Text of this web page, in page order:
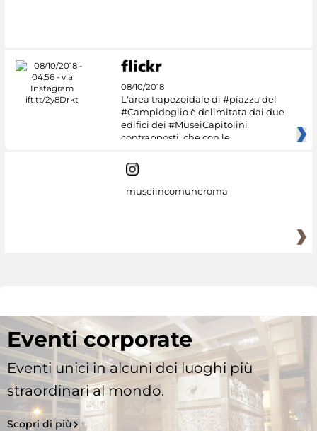
08/10/2018
L'area trapezoidale di #piazza del
#Campidoglio è delimitata dai due
edifici dei #MuseiCapitolini
contrapposti, che con le
museiincomuneroma
Eventi corporate
Eventi unici in alcuni dei luoghi più
straordinari al mondo.
Scopri di più